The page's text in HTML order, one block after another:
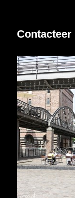
Contacteer